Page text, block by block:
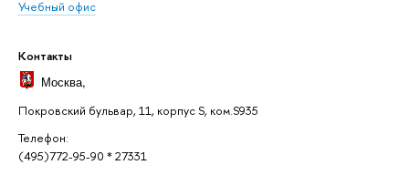
Учебный офис
Контакты
Москва,
Покровский бульвар, 11, корпус S, ком.S935
Телефон:
(495)772-95-90 * 27331